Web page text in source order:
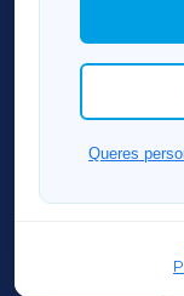
Así mesmo,
cookies que
Queres